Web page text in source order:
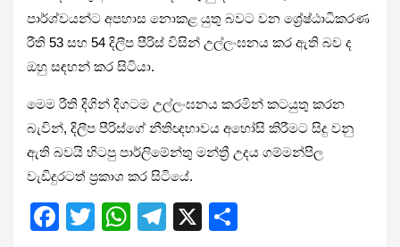
පාර්ශ්වයන්ට අපහාස නොකළ යුතු බවට වන ශ්‍රේෂ්ඨාධිකරණ
රීති 53 සහ 54 දිලීප පීරිස් විසින් උල්ලංඝනය කර ඇති බව ද
ඔහු සඳහන් කර සිටියා.
මෙම රීති දිගින් දිගටම උල්ලංඝනය කරමින් කටයුතු කරන
බැවින්, දිලීප පීරිස්ගේ නීතිඥභාවය අහෝසි කිරීමට සිදු වනු
ඇති බවයි හිටපු පාර්ලිමේන්තු මන්ත්‍රී උදය ගම්මන්පිල
වැඩිදුරටත් ප්‍රකාශ කර සිටියේ.
F
T
W T
X